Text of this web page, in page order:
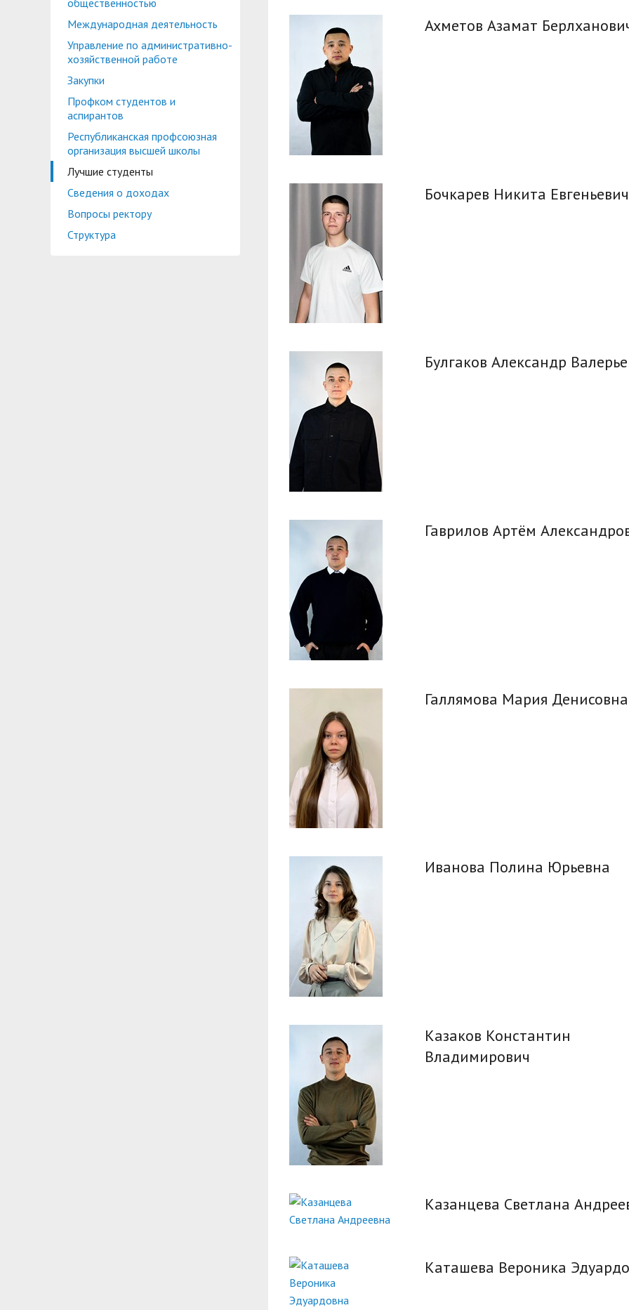
общественностью
Международная деятельность
Управление по административно-
хозяйственной работе
Закупки
Профком студентов и
аспирантов
Республиканская профсоюзная
организация высшей школы
Лучшие студенты
Сведения о доходах
Вопросы ректору
Структура
Ахметов Азамат
Бочкарев Никита Евгеньевич
Булгаков Александр
Гаврилов Артём
Галлямова Мария Денисовна
Иванова Полина Юрьевна
Казаков Константин
Владимирович
Казанцева Светлана
Каташева Вероника